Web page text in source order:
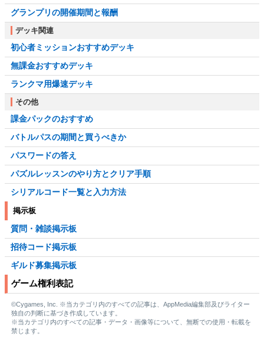
グランプリの開催期間と報酬
デッキ関連
初心者ミッションおすすめデッキ
無課金おすすめデッキ
ランクマ用爆速デッキ
その他
課金パックのおすすめ
バトルパスの期間と買うべきか
パスワードの答え
パズルレッスンのやり方とクリア手順
シリアルコード一覧と入力方法
掲示板
質問・雑談掲示板
招待コード掲示板
ギルド募集掲示板
ゲーム権利表記
©Cygames, Inc. ※当カテゴリ内のすべての記事は、AppMedia編集部及びライター
独自の判断に基づき作成しています。
※当カテゴリ内のすべての記事・データ・画像等について、無断での使用・転載を
禁じます。